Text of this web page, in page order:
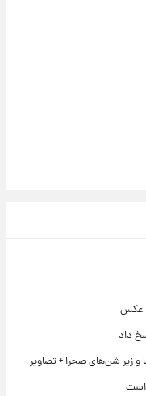
عکس
زیر شن‌های صحرا + تصاویر
است